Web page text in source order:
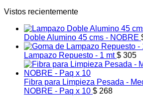
Vistos recientemente
Doble Alumino 45 cms - NOBRE
Lampazo Repuesto - 1 mt $ 305
Fibra para Limpieza Pesada -
NOBRE - Paq x 10 $ 268